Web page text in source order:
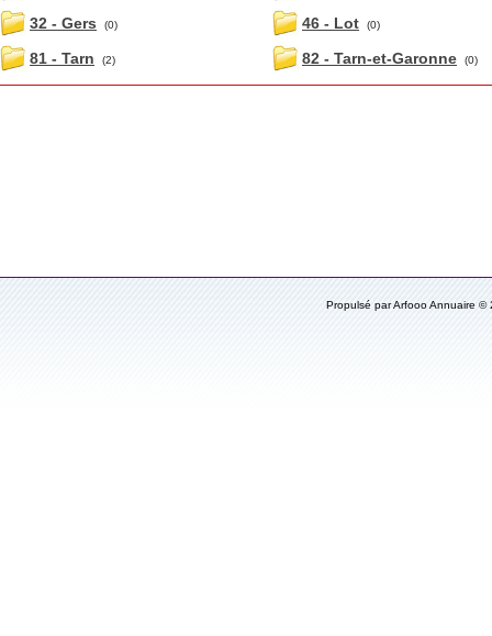
32 - Gers (0)
81 - Tarn (2)
46 - Lot (0)
82 - Tarn-et-Garonne (0)
Propulsé par Arfooo